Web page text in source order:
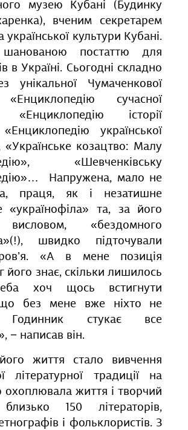
музею Кубані (Будинку
вченим секретарем
української культури Кубані.
постаттю для
в Україні. Сьогодні складно
унікальної Чумаченкової
«Енциклопедію сучасної
«Енциклопедію історії
української
«Українське козацтво: Малу
«Шевченківську
Напружена, мало не
праця, як і незатишне
«українофіла» та, за його
«бездомного
швидко підточували
«А в мене позиція
його знає, скільки лишилось
хоч щось встигнути
без мене вже ніхто не
Годинник стукає все
− написав він.
життя стало вивчення
літературної традиції на
охоплювала життя і творчий
150 літераторів,
і фольклористів. З